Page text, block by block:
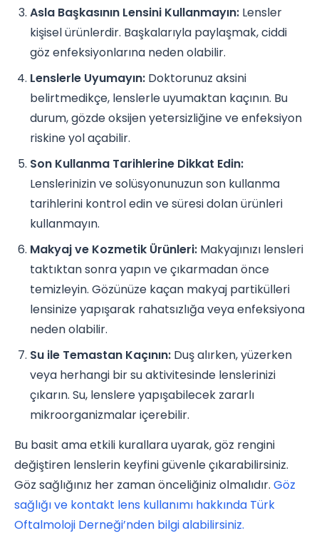
Asla Başkasının Lensini Kullanmayın: Lensler
kişisel ürünlerdir. Başkalarıyla paylaşmak, ciddi
göz enfeksiyonlarına neden olabilir.
Lenslerle Uyumayın: Doktorunuz aksini
belirtmedikçe, lenslerle uyumaktan kaçının. Bu
durum, gözde oksijen yetersizliğine ve enfeksiyon
riskine yol açabilir.
Son Kullanma Tarihlerine Dikkat Edin:
Lenslerinizin ve solüsyonunuzun son kullanma
tarihlerini kontrol edin ve süresi dolan ürünleri
kullanmayın.
Makyaj ve Kozmetik Ürünleri: Makyajınızı lensleri
taktıktan sonra yapın ve çıkarmadan önce
temizleyin. Gözünüze kaçan makyaj partikülleri
lensinize yapışarak rahatsızlığa veya enfeksiyona
neden olabilir.
Su ile Temastan Kaçının: Duş alırken, yüzerken
veya herhangi bir su aktivitesinde lenslerinizi
çıkarın. Su, lenslere yapışabilecek zararlı
mikroorganizmalar içerebilir.
Bu basit ama etkili kurallara uyarak, göz rengini
değiştiren lenslerin keyfini güvenle çıkarabilirsiniz.
Göz sağlığınız her zaman önceliğiniz olmalıdır. Göz
sağlığı ve kontakt lens kullanımı hakkında Türk
Oftalmoloji Derneği’nden bilgi alabilirsiniz.